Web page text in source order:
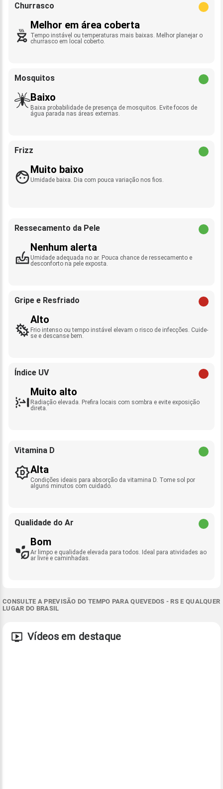
Churrasco
Melhor em área coberta
Tempo instável ou temperaturas mais baixas. Melhor planejar o
churrasco em local coberto.
Mosquitos
Baixo
Baixa probabilidade de presença de mosquitos. Evite focos de
água parada nas áreas externas.
Frizz
Muito baixo
Umidade baixa. Dia com pouca variação nos fios.
Ressecamento da Pele
Nenhum alerta
Umidade adequada no ar. Pouca chance de ressecamento e
desconforto na pele exposta.
Gripe e Resfriado
Alto
Frio intenso ou tempo instável elevam o risco de infecções. Cuide-
se e descanse bem.
Índice UV
Muito alto
Radiação elevada. Prefira locais com sombra e evite exposição
direta.
Vitamina D
Alta
Condições ideais para absorção da vitamina D. Tome sol por
alguns minutos com cuidado.
Qualidade do Ar
Bom
Ar limpo e qualidade elevada para todos. Ideal para atividades ao
ar livre e caminhadas.
CONSULTE A PREVISÃO DO TEMPO PARA QUEVEDOS - RS E QUALQUER
LUGAR DO BRASIL
Vídeos em destaque